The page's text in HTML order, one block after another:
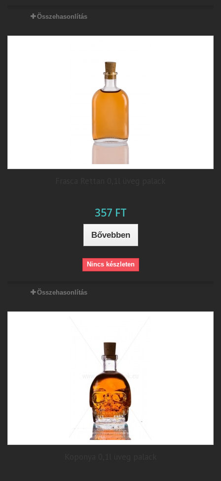
Összehasonlítás
357 FT
Bővebben
Nincs készleten
Összehasonlítás